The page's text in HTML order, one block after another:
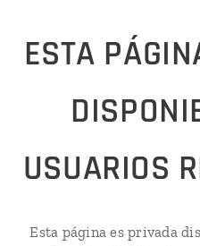
ESTA
USUARIOS
Esta página es privada